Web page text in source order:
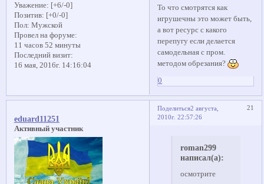
Уважение: [+6/-0]
Позитив: [+0/-0]
Пол: Мужской
Провел на форуме:
11 часов 52 минуты
Последний визит:
16 мая, 2016г. 14:16:04
То что смотрятся как
игрушечны это может быть,
а вот ресурс с какого
перепугу если делается
самодельная с пром.
методом обрезания?
0
Поделиться 21
2 августа,
2010г. 22:57:26
eduard11251
Активный участник
roman299
написал(а):
осмотрите